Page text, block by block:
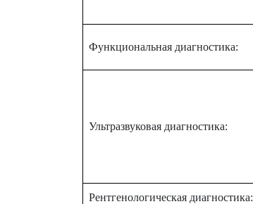
Функциональная диагностика:
Ультразвуковая диагностика:
Рентгенологическая диагностика: